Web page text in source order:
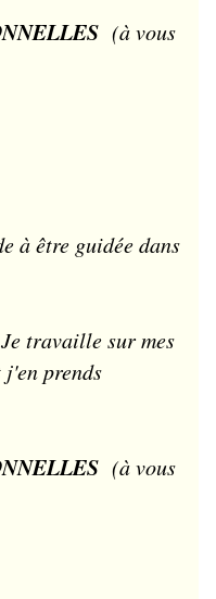
(à vous
à être guidée dans
Je travaille sur mes
prends
(à vous